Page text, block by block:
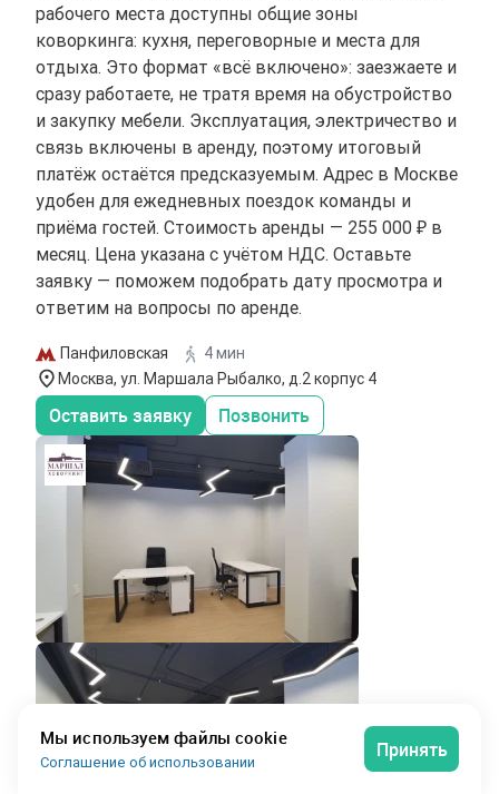
рабочего места доступны общие зоны
коворкинга: кухня, переговорные и места для
отдыха. Это формат «всё включено»: заезжаете и
сразу работаете, не тратя время на обустройство
и закупку мебели. Эксплуатация, электричество и
связь включены в аренду, поэтому итоговый
платёж остаётся предсказуемым. Адрес в Москве
удобен для ежедневных поездок команды и
приёма гостей. Стоимость аренды — 255 000 ₽ в
месяц. Цена указана с учётом НДС. Оставьте
заявку — поможем подобрать дату просмотра и
ответим на вопросы по аренде.
Панфиловская
4 мин
Москва, ул. Маршала Рыбалко, д.2 корпус 4
Оставить заявку Позвонить
Мы используем файлы cookie
Соглашение об использовании
Принять